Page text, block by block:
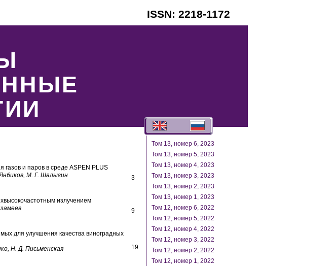
ISSN: 2218-1172
Выберите язык
и паров в среде ASPEN PLUS
М. Г. Шалыгин
3
излучением
9
для улучшения качества виноградных
Н. Д. Письменская
19
Том 13, номер 6, 2023
Том 13, номер 5, 2023
Том 13, номер 4, 2023
Том 13, номер 3, 2023
Том 13, номер 2, 2023
Том 13, номер 1, 2023
Том 12, номер 6, 2022
Том 12, номер 5, 2022
Том 12, номер 4, 2022
Том 12, номер 3, 2022
Том 12, номер 2, 2022
Том 12, номер 1, 2022